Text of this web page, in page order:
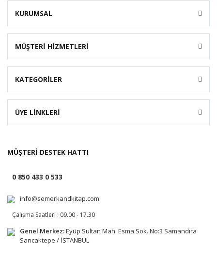
KURUMSAL
MÜŞTERİ HİZMETLERİ
KATEGORİLER
ÜYE LİNKLERİ
MÜŞTERİ DESTEK HATTI
0 850 433 0 533
info@semerkandkitap.com
Çalışma Saatleri : 09.00 - 17.30
Genel Merkez:Eyüp Sultan Mah. Esma Sok. No:3 Samandıra
Sancaktepe / İSTANBUL